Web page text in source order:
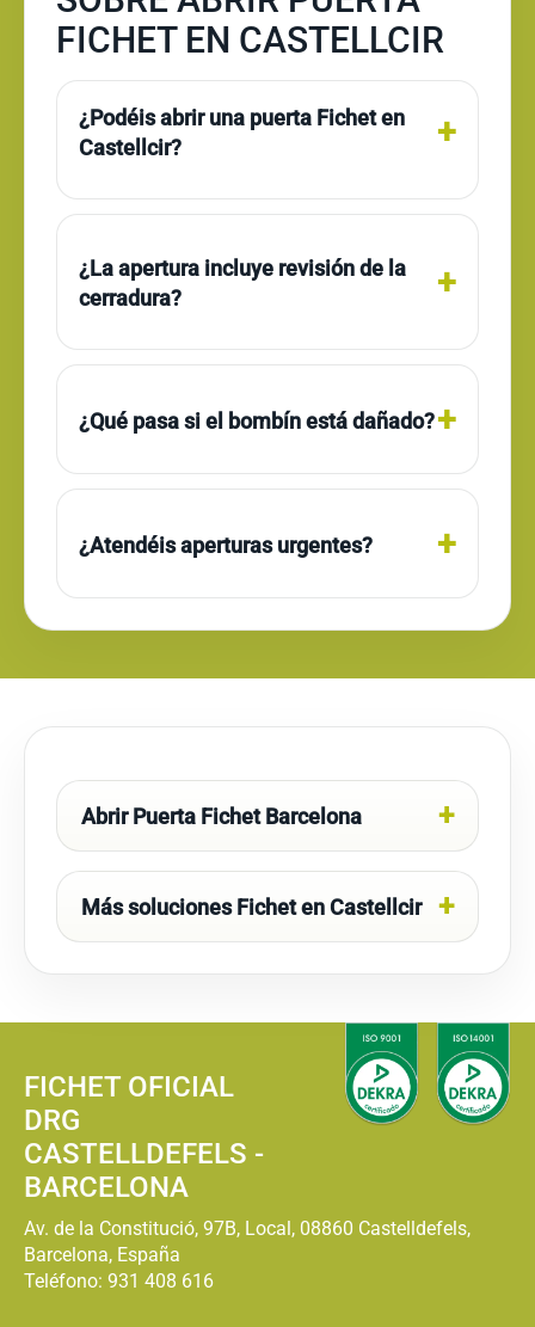
FICHET EN CASTELLCIR
¿Podéis abrir una puerta Fichet en
Castellcir?
¿La apertura incluye revisión de la
cerradura?
¿Qué pasa si el bombín está dañado?
¿Atendéis aperturas urgentes?
Abrir Puerta Fichet Barcelona
Más soluciones Fichet en Castellcir
FICHET OFICIAL
DRG
CASTELLDEFELS -
BARCELONA
Av. de la Constitució, 97B, Local, 08860 Castelldefels,
Barcelona, España
Teléfono: 931 408 616